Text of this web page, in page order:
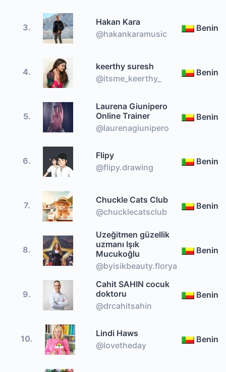
3.
Hakan Kara
@hakankaramusic
Benin
4.
keerthy suresh
@itsme_keerthy_
Benin
5.
Laurena Giunipero
Online Trainer
@laurenagiunipero
Benin
6.
Flipy
@flipy.drawing
Benin
7.
Chuckle Cats Club
@chucklecatsclub
Benin
8.
Uzeğitmen güzellik
uzmanı Işık
Mucukoğlu
@byisikbeauty.florya
Benin
9.
Cahit SAHIN cocuk
doktoru
@drcahitsahin
Benin
10.
Lindi Haws
@lovetheday
Benin